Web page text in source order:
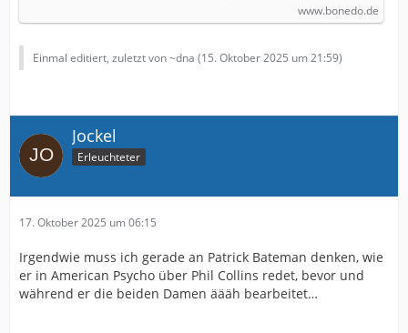
www.bonedo.de
Einmal editiert, zuletzt von ~dna (15. Oktober 2025 um 21:59)
Jockel
Erleuchteter
17. Oktober 2025 um 06:15
Irgendwie muss ich gerade an Patrick Bateman denken, wie
er in American Psycho über Phil Collins redet, bevor und
während er die beiden Damen äääh bearbeitet…